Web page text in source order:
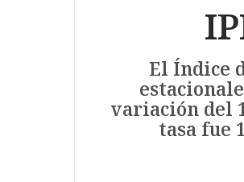
El Índice
variación del
tasa fue